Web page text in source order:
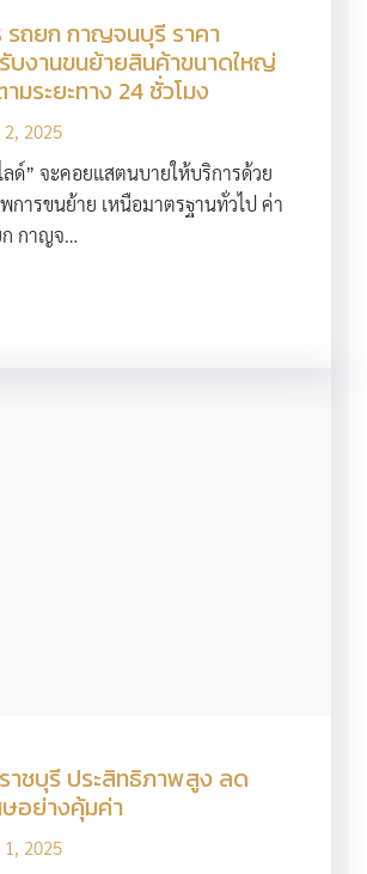
รถยก กาญจนบุรี ราคา
บงานขนย้ายสินค้าขนาดใหญ่
มระยะทาง 24 ชั่วโมง
2025
ลด์” จะคอยแสตนบายให้บริการด้วย
การขนย้าย เหนือมาตรฐานทั่วไป ค่า
ก กาญจ…
าชบุรี ประสิทธิภาพสูง ลด
อย่างคุ้มค่า
2025